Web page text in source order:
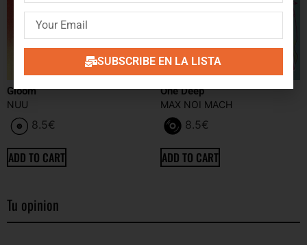
Gloom
NUU
8.5€
ADD TO CART
One Deep
MAX NOI MACH
8.5€
ADD TO CART
Tu opinion
SUBSCRIBE EN LA LISTA